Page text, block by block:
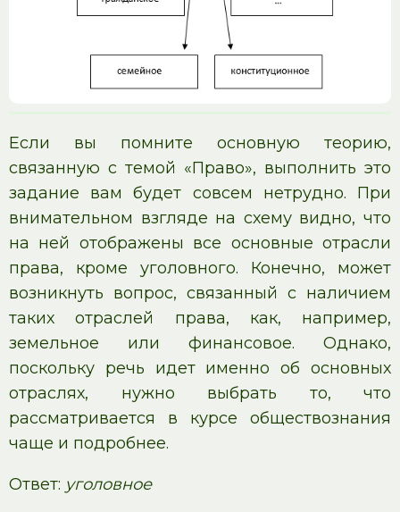
Если вы помните основную теорию,
связанную с темой «Право», выполнить это
задание вам будет совсем нетрудно. При
внимательном взгляде на схему видно, что
на ней отображены все основные отрасли
права, кроме уголовного. Конечно, может
возникнуть вопрос, связанный с наличием
таких отраслей права, как, например,
земельное или финансовое. Однако,
поскольку речь идет именно об основных
отраслях, нужно выбрать то, что
рассматривается в курсе обществознания
чаще и подробнее.
Ответ: уголовное